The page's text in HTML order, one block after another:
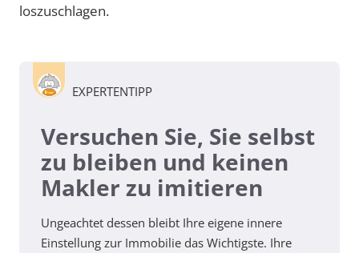
loszuschlagen.
EXPERTENTIPP
Versuchen Sie, Sie selbst
zu bleiben und keinen
Makler zu imitieren
Ungeachtet dessen bleibt Ihre eigene innere
Einstellung zur Immobilie das Wichtigste. Ihre